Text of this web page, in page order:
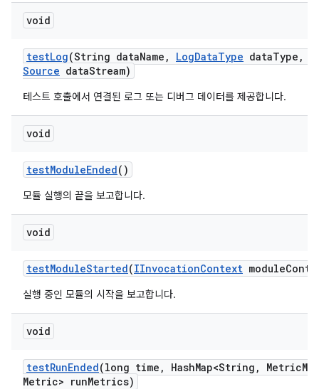
void
testLog(String dataName , LogDataType dataType ,
Source dataStream)
테스트 호출에서 연결된 로그 또는 디버그 데이터를 제공합니다.
void
testModuleEnded()
모듈 실행의 끝을 보고합니다.
void
testModuleStarted(IInvocationContext module
실행 중인 모듈의 시작을 보고합니다.
void
testRunEnded(long time , HashMap<String , Metric
Metric> runMetrics)